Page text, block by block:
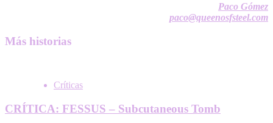
Paco Gómez
paco@queenosfsteel.com
Más historias
Críticas
CRÍTICA: FESSUS – Subcutaneous Tomb